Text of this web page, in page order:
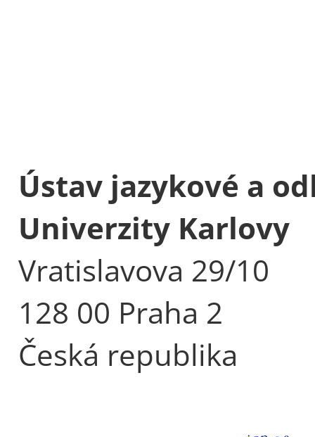
Ústav jazykové a
Univerzity Karlovy
Vratislavova 29/10
128 00 Praha 2
Česká republika